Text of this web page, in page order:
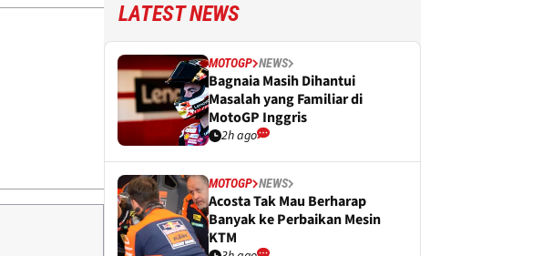
LATEST NEWS
MOTOGP NEWS
Bagnaia Masih Dihantui
Masalah yang Familiar di
MotoGP Inggris
2h ago
MOTOGP NEWS
Acosta Tak Mau Berharap
Banyak ke Perbaikan Mesin
KTM